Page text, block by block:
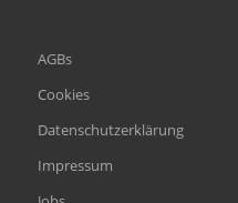
AGBs
Cookies
Datenschutzerklärung
Impressum